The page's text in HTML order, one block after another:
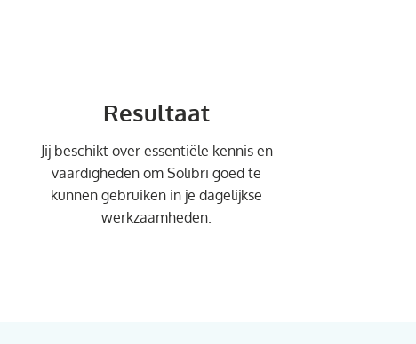
Resultaat
Jij beschikt over essentiële kennis en
vaardigheden om Solibri goed te
kunnen gebruiken in je dagelijkse
werkzaamheden.